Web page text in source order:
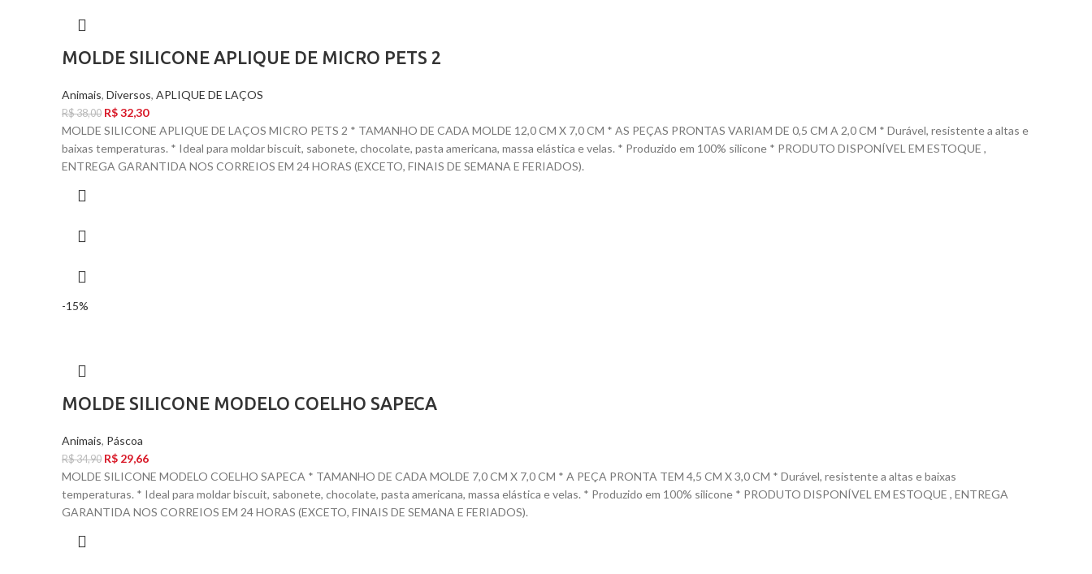
MOLDE SILICONE APLIQUE DE MICRO PETS 2
Animais, Diversos, APLIQUE DE LAÇOS
R$38,00 R$32,30
MOLDE SILICONE APLIQUE DE LAÇOS MICRO PETS 2 * TAMANHO DE CADA MOLDE 12,0 CM X 7,0 CM * AS PEÇAS PRONTAS VARIAM DE 0,5 CM A 2,0 CM * Durável, resistente a altas e
baixas temperaturas. * Ideal para moldar biscuit, sabonete, chocolate, pasta americana, massa elástica e velas. * Produzido em 100% silicone * PRODUTO DISPONÍVEL EM ESTOQUE ,
ENTREGA GARANTIDA NOS CORREIOS EM 24 HORAS (EXCETO, FINAIS DE SEMANA E FERIADOS).
-15%
MOLDE SILICONE MODELO COELHO SAPECA
Animais, Páscoa
R$34,90 R$ 29,66
MOLDE SILICONE MODELO COELHO SAPECA * TAMANHO DE CADA MOLDE 7,0 CM X 7,0 CM * A PEÇA PRONTA TEM 4,5 CM X 3,0 CM * Durável, resistente a altas e baixas
temperaturas. * Ideal para moldar biscuit, sabonete, chocolate, pasta americana, massa elástica e velas. * Produzido em 100% silicone * PRODUTO DISPONÍVEL EM ESTOQUE , ENTREGA
GARANTIDA NOS CORREIOS EM 24 HORAS (EXCETO, FINAIS DE SEMANA E FERIADOS).